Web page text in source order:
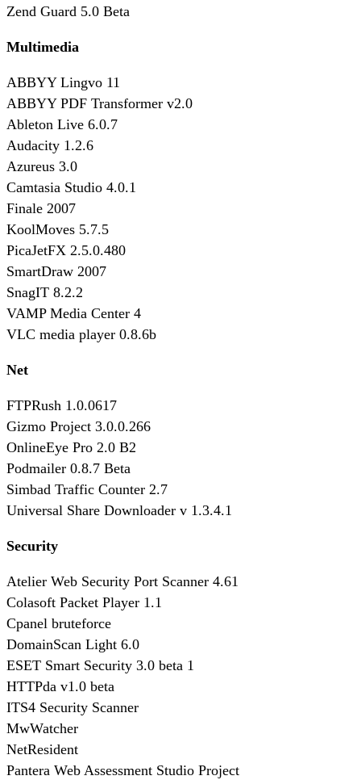
Zend Guard 5.0 Beta
Multimedia
ABBYY Lingvo 11
ABBYY PDF Transformer v2.0
Ableton Live 6.0.7
Audacity 1.2.6
Azureus 3.0
Camtasia Studio 4.0.1
Finale 2007
KoolMoves 5.7.5
PicaJetFX 2.5.0.480
SmartDraw 2007
SnagIT 8.2.2
VAMP Media Center 4
VLC media player 0.8.6b
Net
FTPRush 1.0.0617
Gizmo Project 3.0.0.266
OnlineEye Pro 2.0 B2
Podmailer 0.8.7 Beta
Simbad Traffic Counter 2.7
Universal Share Downloader v 1.3.4.1
Security
Atelier Web Security Port Scanner 4.61
Colasoft Packet Player 1.1
Cpanel bruteforce
DomainScan Light 6.0
ESET Smart Security 3.0 beta 1
HTTPda v1.0 beta
ITS4 Security Scanner
MwWatcher
NetResident
Pantera Web Assessment Studio Project